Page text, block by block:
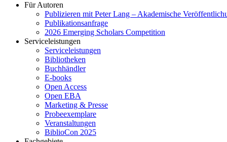
Für Autoren
Publizieren mit Peter Lang – Akademische
Publikationsanfrage
2026 Emerging Scholars Competition
Serviceleistungen
Serviceleistungen
Bibliotheken
Buchhändler
E-books
Open Access
Open EBA
Marketing & Presse
Probeexemplare
Veranstaltungen
BiblioCon 2025